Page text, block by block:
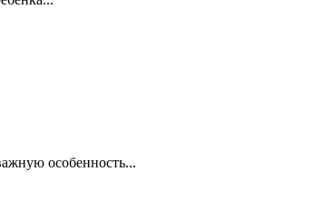
особенность...